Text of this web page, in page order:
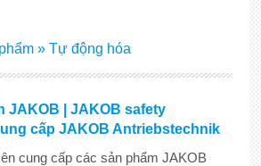
JAKOB | JAKOB safety
cấp JAKOB Antriebstechnik
cung cấp các sản phẩm JAKOB
» Tự động hóa